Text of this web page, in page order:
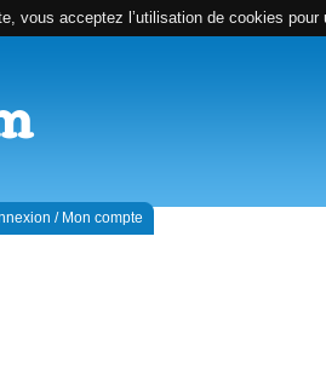
vous acceptez l’utilisation de cookies
/ Mon compte